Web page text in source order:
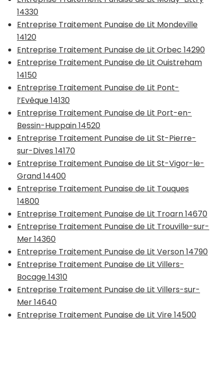
14330
Entreprise Traitement Punaise de Lit Mondeville
14120
Entreprise Traitement Punaise de Lit Orbec 14290
Entreprise Traitement Punaise de Lit Ouistreham
14150
Entreprise Traitement Punaise de Lit Pont-
l’Evêque 14130
Entreprise Traitement Punaise de Lit Port-en-
Bessin-Huppain 14520
Entreprise Traitement Punaise de Lit St-Pierre-
sur-Dives 14170
Entreprise Traitement Punaise de Lit St-Vigor-le-
Grand 14400
Entreprise Traitement Punaise de Lit Touques
14800
Entreprise Traitement Punaise de Lit Troarn 14670
Entreprise Traitement Punaise de Lit Trouville-sur-
Mer 14360
Entreprise Traitement Punaise de Lit Verson 14790
Entreprise Traitement Punaise de Lit Villers-
Bocage 14310
Entreprise Traitement Punaise de Lit Villers-sur-
Mer 14640
Entreprise Traitement Punaise de Lit Vire 14500